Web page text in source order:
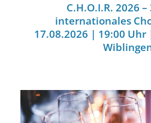
C.H.O.I.R. 2026 –
internationales
17.08.2026 | 19:00